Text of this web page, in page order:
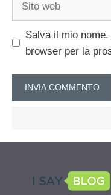
Salva il mio
browser per la